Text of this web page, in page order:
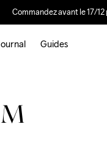
Commandez avant le 17/
Guides
M